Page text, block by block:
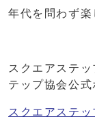
年代を問わず楽
スクエアステ
テップ協会公式
スクエアステッ